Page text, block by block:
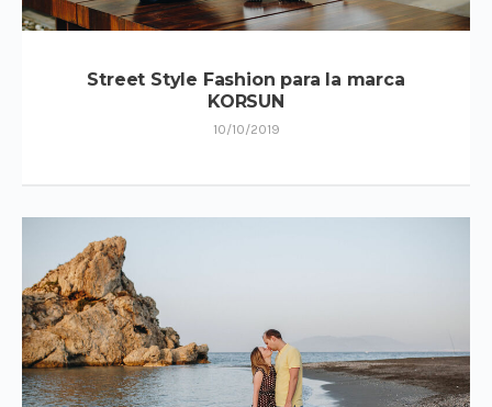
Street Style Fashion para la marca
KORSUN
10/10/2019